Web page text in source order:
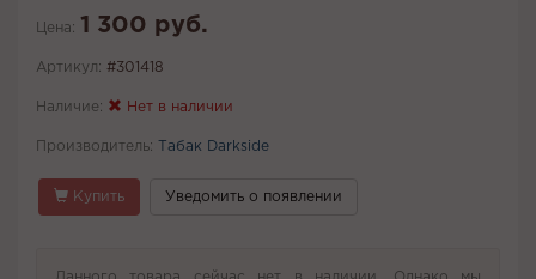
Цена: 1 300 руб.
Артикул: #301418
Наличие: Нет в наличии
Производитель: Табак Darkside
Купить Уведомить о появлении